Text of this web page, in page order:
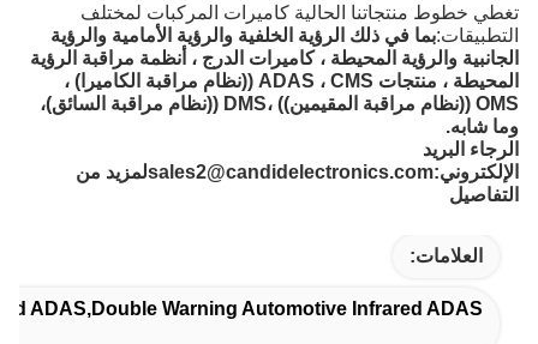
تغطي خطوط منتجاتنا الحالية كاميرات المركبات لمختلف
التطبيقات:بما في ذلك الرؤية الخلفية والرؤية الأمامية والرؤية
الجانبية والرؤية المحيطة ، كاميرات الدرج ، أنظمة مراقبة الرؤية
المحيطة ، منتجات ADAS ، CMS ((نظام مراقبة الكاميرا) ،
OMS ((نظام مراقبة المقيمين)) ،DMS ((نظام مراقبة السائق)،
وما شابه.
الرجاء البريد
الإلكتروني:sales2@candidelectronics.comلمزيد من
التفاصيل
العلامات:
ADAS,Double Warning Automotive Infrared ADAS